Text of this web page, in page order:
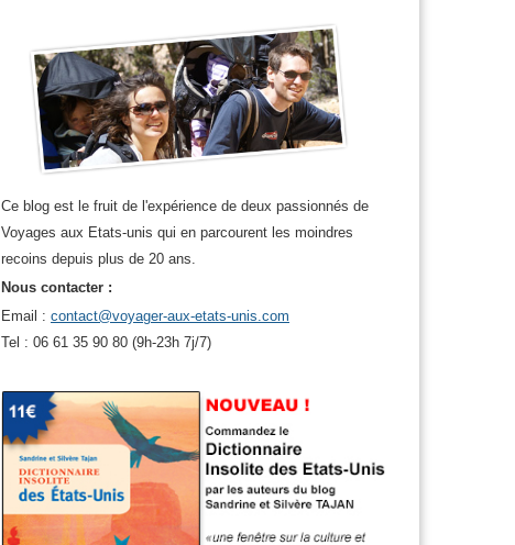
Ce blog est le fruit de l'expérience de deux passionnés de
Voyages aux Etats-unis qui en parcourent les moindres
recoins depuis plus de 20 ans.
Nous contacter :
Email : contact@voyager-aux-etats-unis.com
Tel : 06 61 35 90 80 (9h-23h 7j/7)